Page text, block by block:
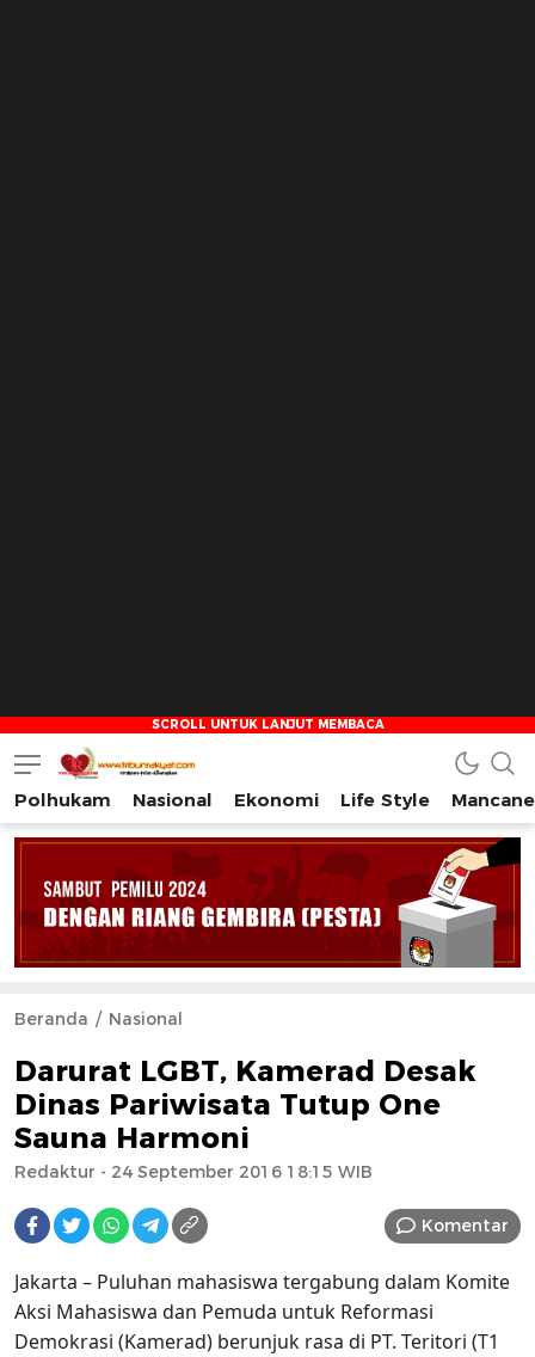
Tribun Rakyat
Tulus – Terdepan – Diharapkan
Polhukam Nasional Ekonomi Life Style
Beranda Nasional
Darurat LGBT, Kamerad Desak
Dinas Pariwisata Tutup One
Sauna Harmoni
Redaktur - 24 September 2016 18:15 WIB
Komentar
Jakarta – Puluhan mahasiswa tergabung dalam Komite
Aksi Mahasiswa dan Pemuda untuk Reformasi
Demokrasi (Kamerad) berunjuk rasa di PT. Teritori (T1